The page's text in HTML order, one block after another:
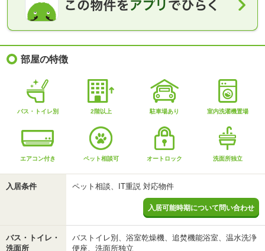
部屋の特徴
バス・トイレ別 2階以上 駐車場あり 室内洗濯機置場
エアコン付き ペット相談可 オートロック 洗面所独立
入居条件 ペット相談、IT重説 対応物件
入居可能時期について問い合わせ
バス・トイレ・
洗面所
バストイレ別、浴室乾燥機、追焚機能浴室、温水洗浄
便座、洗面所独立